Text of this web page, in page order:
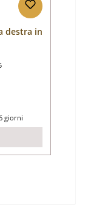
destra in
giorni